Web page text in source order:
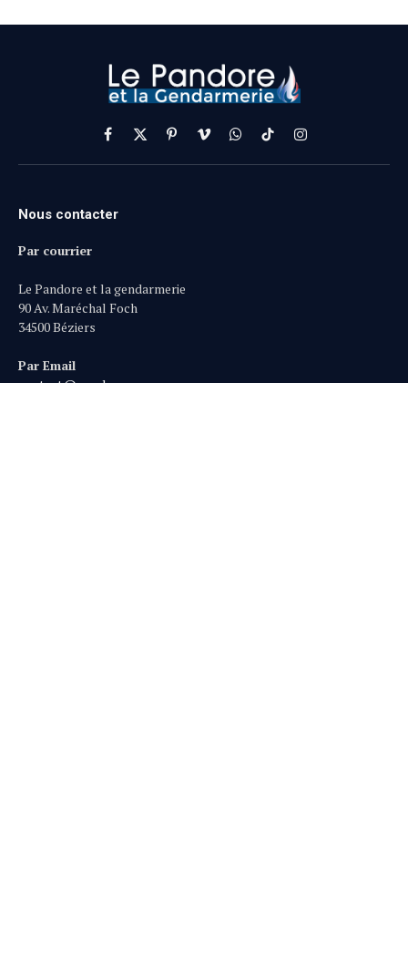
Facebook
X
(Twitter)
PinterestVimeoWhatsApp
TikTokInstagram
Nous contacter
Par courrier
Le Pandore et la gendarmerie
90 Av. Maréchal Foch
34500 Béziers
Par Email
contact@pandore-